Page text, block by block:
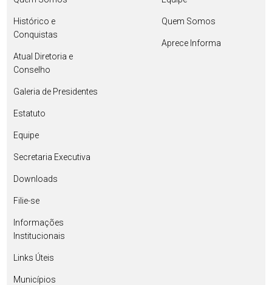
Histórico e
Conquistas
Atual Diretoria e
Conselho
Galeria de Presidentes
Estatuto
Equipe
Secretaria Executiva
Downloads
Filie-se
Informações
Institucionais
Links Úteis
Municípios
Quem Somos
Aprece Informa